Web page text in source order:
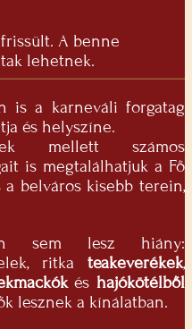
A benne
lehetnek.
is a karneváli forgatag
és helyszíne.
mellett számos
is megtalálhatjuk a Fő
belváros kisebb terein,
sem lesz hiány:
ritka teakeverékek,
és hajókötélből
lesznek a kínálatban.